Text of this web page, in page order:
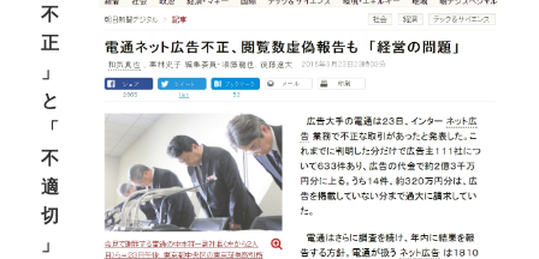
不
正
」
と
「
不
適
切
」